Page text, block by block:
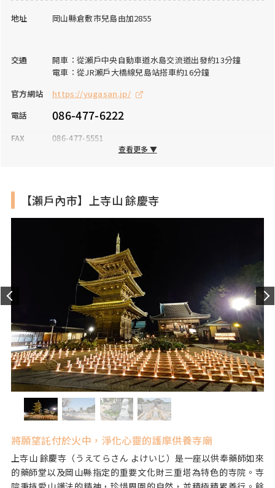
地址 岡山縣倉敷市兒島由加2855
交通
開車：從瀨戶中央自動車道水島交流道出發約13分鐘
電車：從JR瀨戶大橋線兒島站搭車約16分鐘
官方網站
https://yugasan.jp/
電話
086-477-6222
FAX
086-477-5551
入場費
客殿：參觀費用400日圓
查看更多 ▼
【瀨戶內市】上寺山 餘慶寺
將願望託付於火中，淨化心靈的護摩供養寺廟
上寺山 餘慶寺（うえてらさん よけいじ）是一座以供奉藥師如來
的藥師堂以及岡山縣指定的重要文化財三重塔為特色的寺院。寺